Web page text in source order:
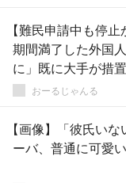
【難民申請中も停
期間満了した外国
に」既に大手が措
おーるじゃんる
【画像】「彼氏い
ーバ、普通に可愛